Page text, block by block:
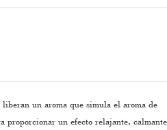
liberan un aroma que simula el aroma de
proporcionar un efecto relajante, calmante